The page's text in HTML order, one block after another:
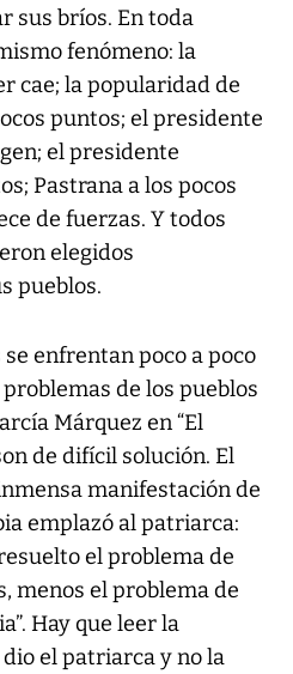
sus bríos. En toda
fenómeno: la
cae; la popularidad de
puntos; el presidente
el presidente
Pastrana a los pocos
de fuerzas. Y todos
elegidos
pueblos.
enfrentan poco a poco
de los pueblos
Márquez en “El
de difícil solución. El
manifestación de
emplazó al patriarca:
el problema de
menos el problema de
Hay que leer la
el patriarca y no la